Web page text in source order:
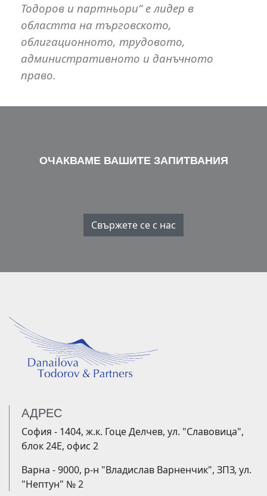
Тодоров и партньори“ е лидер в
областта на търговското,
облигационното, трудовото,
административното и данъчното
право.
ОЧАКВАМЕ ВАШИТЕ ЗАПИТВАНИЯ
Свържете се с нас
АДРЕС
София - 1404, ж.к. Гоце Делчев, ул. "Славовица",
блок 24Е, офис 2
Варна - 9000, р-н "Владислав Варненчик", ЗПЗ, ул.
"Нептун" № 2